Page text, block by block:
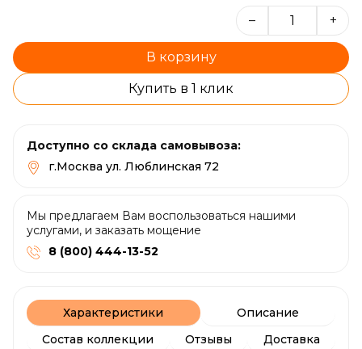
– +
В корзину
Купить в 1 клик
Доступно со склада самовывоза:
г.Москва ул. Люблинская 72
Мы предлагаем Вам воспользоваться нашими
услугами, и заказать мощение
8 (800) 444-13-52
Характеристики
Описание
Состав коллекции
Отзывы Доставка